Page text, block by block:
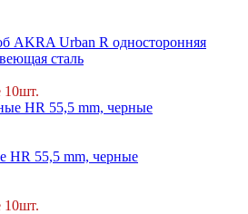
AKRA Urban R односторонняя
сталь
10шт.
HR 55,5 mm, черные
10шт.